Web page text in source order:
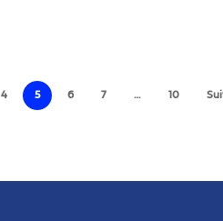
4 5 6 7 … 10